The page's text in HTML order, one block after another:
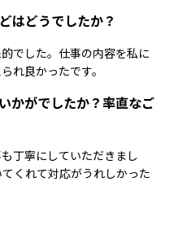
はどうでしたか？
でした。仕事の内容を私に
れ良かったです。
かがでしたか？率直なご
丁寧にしていただきまし
くれて対応がうれしかった